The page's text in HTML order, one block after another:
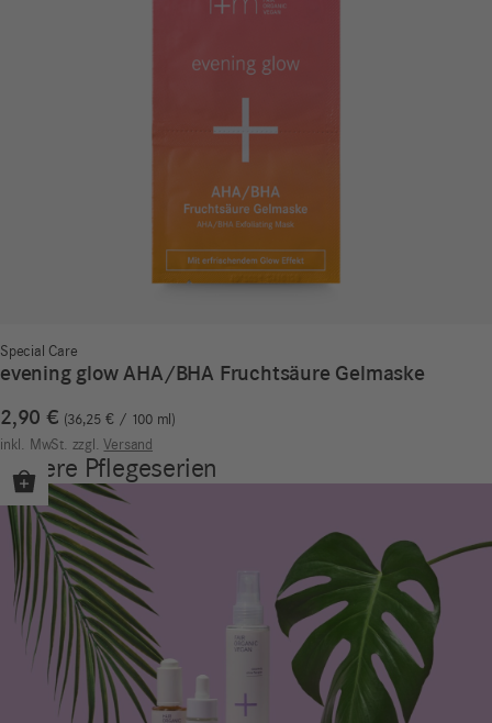
Special Care
evening glow AHA/BHA Fruchtsäure Gelmaske
2,90 € 36,25€ / 100 ml
inkl. MwSt. zzgl. Versand
Unsere Pflegeserien